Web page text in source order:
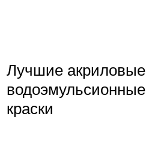
Лучшие акриловые
водоэмульсионные
краски